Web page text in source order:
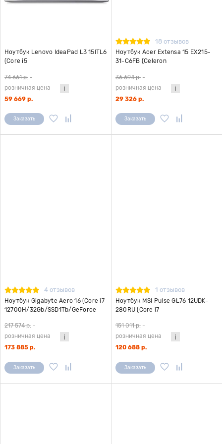
Ноутбук Lenovo IdeaPad L3 15ITL6
(Core i5
graphics/15.6"/1920x1080/noOS)
серый
74 661 р. -
розничная цена
59 669 р.
Заказать
18 отзывов
Ноутбук Acer Extensa 15 EX215-
31-C6FB (Celeron
Graphics
600/15.6"/1920x1080/Win11)
черный
36 694 р. -
розничная цена
29 326 р.
Заказать
4 отзывов
Ноутбук Gigabyte Aero 16 (Core i7
12700H/32Gb/SSD1Tb/GeForce
Win11Pro) серый
217 574 р. -
розничная цена
173 885 р.
Заказать
1 отзывов
Ноутбук MSI Pulse GL76 12UDK-
280RU (Core i7
RTX 3050 Ti
4Gb/17.3"/1920x1080/Win11H)
серый
151 011 р. -
розничная цена
120 688 р.
Заказать